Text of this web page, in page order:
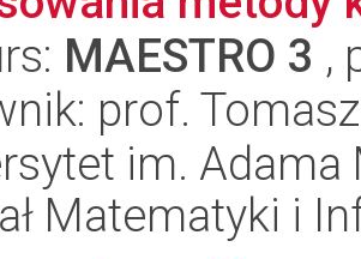
MAESTRO 3 ,
prof.
im.
Matematyki i